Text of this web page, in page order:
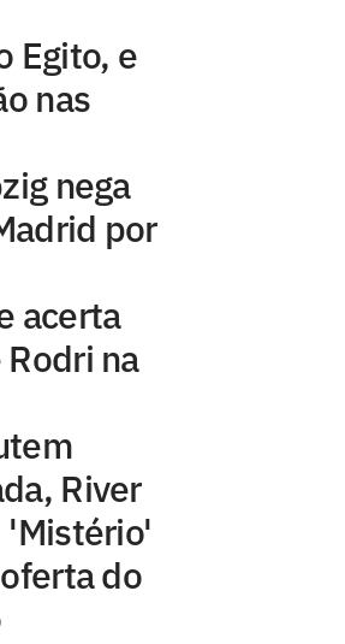
Egito, e
nas
nega
por
acerta
na
River
'Mistério'
do